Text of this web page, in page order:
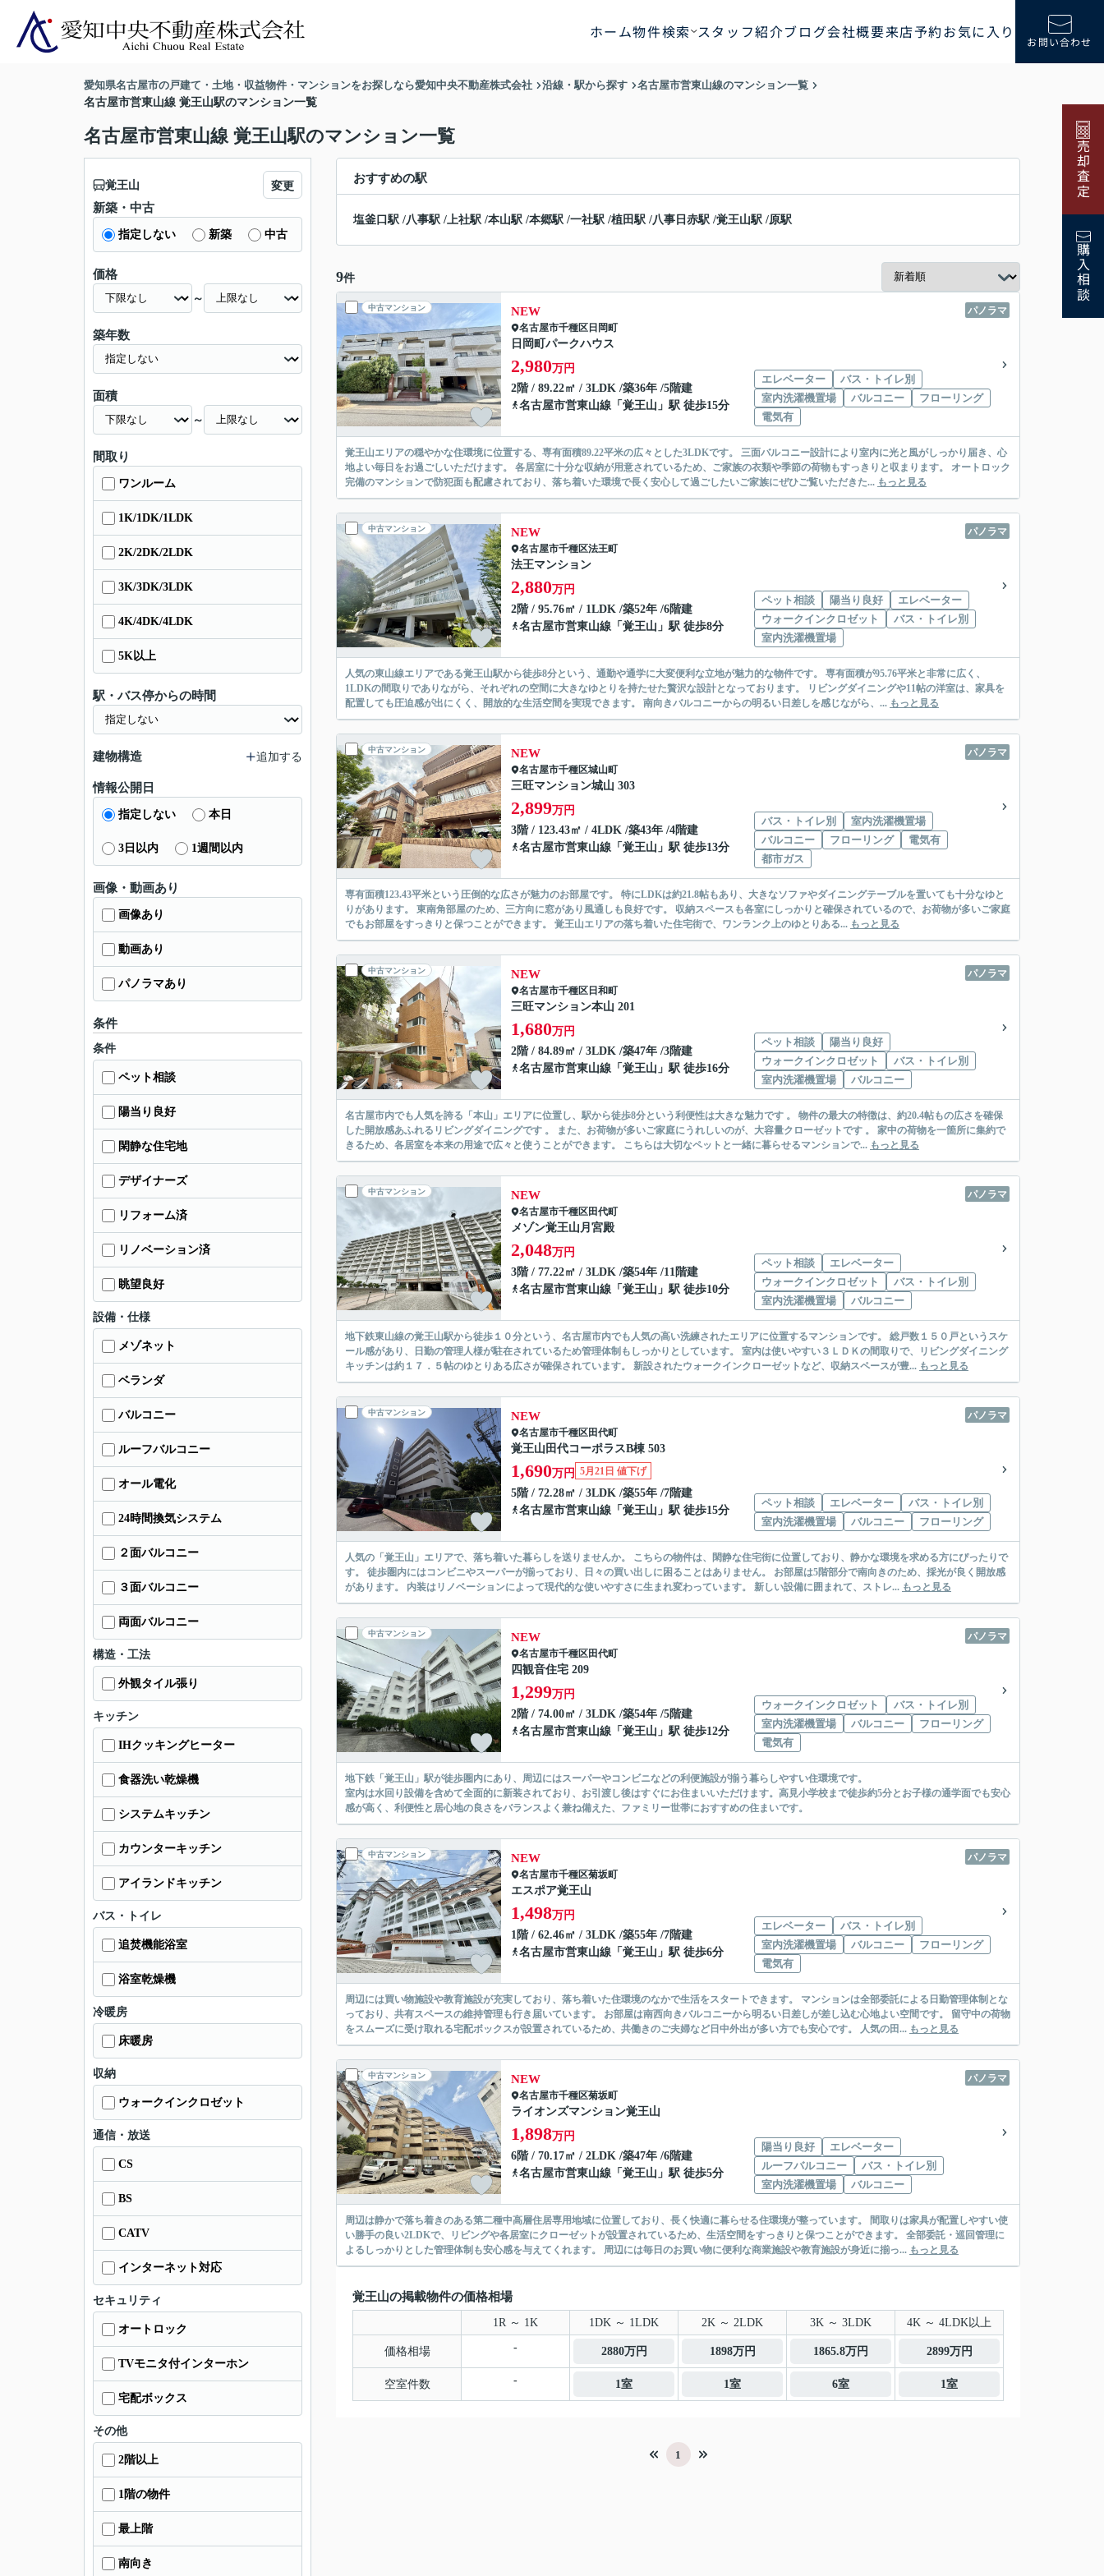
ホーム物件検索 スタッフ紹介ブログ会社概要来店予約お気に入り お問い合わせ
売却査定
購入相談
愛知県名古屋市の戸建て・土地・収益物件・マンションをお探しなら愛知中央不動産株式会社 沿線・駅から探す
名古屋市営東山線のマンション一覧
名古屋市営東山線 覚王山駅のマンション一覧
名古屋市営東山線 覚王山駅のマンション一覧
おすすめの駅
塩釜口駅 /八事駅 /上社駅 /本山駅 /本郷駅 /一社駅 /植田駅 /八事日赤駅 /覚王山駅 /原駅
9件
中古マンション パノラマ
NEW
名古屋市千種区 日岡町
日岡町パークハウス
2,980万円
2階 / 89.22㎡ / 3LDK /築36年 /5階建
名古屋市営東山線 「 覚王山 」駅 徒歩15分
エレベーター
バス・トイレ別
室内洗濯機置場
バルコニー
フローリング
電気有
覚王山エリアの穏やかな住環境に位置する、専有面積89.22平米の広々とした3LDKです。 三面バルコニー設計により室内に光と風がしっかり届き、心
地よい毎日をお過ごしいただけます。 各居室に十分な収納が用意されているため、ご家族の衣類や季節の荷物もすっきりと収まります。 オートロック
完備のマンションで防犯面も配慮されており、落ち着いた環境で長く安心して過ごしたいご家族にぜひご覧いただきた... もっと見る
中古マンション パノラマ
NEW
名古屋市千種区法王町
法王マンション
2,880万円
2階 / 95.76㎡ / 1LDK /築52年 /6階建
名古屋市営東山線 「 覚王山 」駅 徒歩8分
ペット相談 陽当り良好
エレベーター
ウォークインクロゼット
バス・トイレ別
室内洗濯機置場
人気の東山線エリアである覚王山駅から徒歩8分という、通勤や通学に大変便利な立地が魅力的な物件です。 専有面積が95.76平米と非常に広く、
1LDKの間取りでありながら、それぞれの空間に大きなゆとりを持たせた贅沢な設計となっております。 リビングダイニングや11帖の洋室は、家具を
配置しても圧迫感が出にくく、開放的な生活空間を実現できます。 南向きバルコニーからの明るい日差しを感じながら、... もっと見る
中古マンション パノラマ
NEW
名古屋市千種区城山町
三旺マンション城山 303
2,899万円
3階 / 123.43㎡ / 4LDK /築43年 /4階建
名古屋市営東山線 「 覚王山 」駅 徒歩13分
バス・トイレ別
室内洗濯機置場
バルコニー
フローリング
電気有
都市ガス
専有面積123.43平米という圧倒的な広さが魅力のお部屋です。 特にLDKは約21.8帖もあり、大きなソファやダイニングテーブルを置いても十分なゆと
りがあります。 東南角部屋のため、三方向に窓があり風通しも良好です。 収納スペースも各室にしっかりと確保されているので、お荷物が多いご家庭
でもお部屋をすっきりと保つことができます。 覚王山エリアの落ち着いた住宅街で、ワンランク上のゆとりある... もっと見る
中古マンション パノラマ
NEW
名古屋市千種区 日和町
三旺マンション本山 201
1,680万円
2階 / 84.89㎡ / 3LDK /築47年 /3階建
名古屋市営東山線 「 覚王山 」駅 徒歩16分
ペット相談
陽当り良好
ウォークインクロゼット
バス・トイレ別
室内洗濯機置場
バルコニー
名古屋市内でも人気を誇る「本山」エリアに位置し、駅から徒歩8分という利便性は大きな魅力です 。 物件の最大の特徴は、約20.4帖もの広さを確保
した開放感あふれるリビングダイニングです 。 また、お荷物が多いご家庭にうれしいのが、大容量クローゼットです 。 家中の荷物を一箇所に集約で
きるため、各居室を本来の用途で広々と使うことができます。 こちらは大切なペットと一緒に暮らせるマンションで... もっと見る
中古マンション パノラマ
NEW
名古屋市千種区田代町
メゾン覚王山月宮殿
2,048万円
3階 / 77.22㎡ / 3LDK /築54年 /11階建
名古屋市営東山線 「 覚王山 」駅 徒歩10分
ペット相談
エレベーター
ウォークインクロゼット
バス・トイレ別
室内洗濯機置場
バルコニー
地下鉄東山線の覚王山駅から徒歩１０分という、名古屋市内でも人気の高い洗練されたエリアに位置するマンションです。 総戸数１５０戸というスケ
ール感があり、日勤の管理人様が駐在されているため管理体制もしっかりとしています。 室内は使いやすい３ＬＤＫの間取りで、リビングダイニング
キッチンは約１７．５帖のゆとりある広さが確保されています。 新設されたウォークインクローゼットなど、収納スペースが豊... もっと見る
中古マンション パノラマ
NEW
名古屋市千種区田代町
覚王山田代コーポラスB棟 503
1,690万円 5月21日 値下げ
5階 / 72.28㎡ / 3LDK /築55年 /7階建
名古屋市営東山線 「 覚王山 」駅 徒歩15分
ペット相談 エレベーター
バス・トイレ別
室内洗濯機置場
バルコニー フローリング
人気の「覚王山」エリアで、落ち着いた暮らしを送りませんか。 こちらの物件は、閑静な住宅街に位置しており、静かな環境を求める方にぴったりで
す。 徒歩圏内にはコンビニやスーパーが揃っており、日々の買い出しに困ることはありません。 お部屋は5階部分で南向きのため、採光が良く開放感
があります。 内装はリノベーションによって現代的な使いやすさに生まれ変わっています。 新しい設備に囲まれて、ストレ... もっと見る
中古マンション パノラマ
NEW
名古屋市千種区田代町
四観音住宅 209
1,299万円
2階 / 74.00㎡ / 3LDK /築54年 /5階建
名古屋市営東山線 「 覚王山 」駅 徒歩12分
ウォークインクロゼット
バス・トイレ別
室内洗濯機置場
バルコニー
フローリング
電気有
地下鉄「覚王山」駅が徒歩圏内にあり、周辺にはスーパーやコンビニなどの利便施設が揃う暮らしやすい住環境です。
室内は水回り設備を含めて全面的に新装されており、お引渡し後はすぐにお住まいいただけます。高見小学校まで徒歩約5分とお子様の通学面でも安心
感が高く、利便性と居心地の良さをバランスよく兼ね備えた、ファミリー世帯におすすめの住まいです。
中古マンション パノラマ
NEW
名古屋市千種区菊坂町
エスポア覚王山
1,498万円
1階 / 62.46㎡ / 3LDK /築55年 /7階建
名古屋市営東山線 「 覚王山 」駅 徒歩6分
エレベーター
バス・トイレ別
室内洗濯機置場
バルコニー
フローリング
電気有
周辺には買い物施設や教育施設が充実しており、落ち着いた住環境のなかで生活をスタートできます。 マンションは全部委託による日勤管理体制とな
っており、共有スペースの維持管理も行き届いています。 お部屋は南西向きバルコニーから明るい日差しが差し込む心地よい空間です。 留守中の荷物
をスムーズに受け取れる宅配ボックスが設置されているため、共働きのご夫婦など日中外出が多い方でも安心です。 人気の田... もっと見る
中古マンション パノラマ
NEW
名古屋市千種区菊坂町
ライオンズマンション覚王山
1,898万円
6階 / 70.17㎡ / 2LDK /築47年 /6階建
名古屋市営東山線 「 覚王山 」駅 徒歩5分
陽当り良好
エレベーター
ルーフバルコニー
バス・トイレ別
室内洗濯機置場
バルコニー
周辺は静かで落ち着きのある第二種中高層住居専用地域に位置しており、長く快適に暮らせる住環境が整っています。 間取りは家具が配置しやすい使
い勝手の良い2LDKで、リビングや各居室にクローゼットが設置されているため、生活空間をすっきりと保つことができます。 全部委託・巡回管理に
よるしっかりとした管理体制も安心感を与えてくれます。 周辺には毎日のお買い物に便利な商業施設や教育施設が身近に揃っ... もっと見る
覚王山の掲載物件の価格相場
1R ～ 1K 1DK ～ 1LDK 2K ～ 2LDK 3K ～ 3LDK 4K ～ 4LDK以上
価格相場 - 2880万円 1898万円 1865.8万円 2899万円
空室件数 - 1室 1室 6室 1室
1
覚王山 変更
新築・中古
指定しない 新築 中古
価格
～
築年数
面積
～
間取り
ワンルーム
1K/1DK/1LDK
2K/2DK/2LDK
3K/3DK/3LDK
4K/4DK/4LDK
5K以上
駅・バス停からの時間
建物構造 追加する
情報公開日
指定しない 本日
3日以内 1週間以内
画像・動画あり
画像あり
動画あり
パノラマあり
条件
条件
ペット相談
陽当り良好
閑静な住宅地
デザイナーズ
リフォーム済
リノベーション済
眺望良好
設備・仕様
メゾネット
ベランダ
バルコニー
ルーフバルコニー
オール電化
24時間換気システム
２面バルコニー
３面バルコニー
両面バルコニー
構造・工法
外観タイル張り
キッチン
IHクッキングヒーター
食器洗い乾燥機
システムキッチン
カウンターキッチン
アイランドキッチン
バス・トイレ
追焚機能浴室
浴室乾燥機
冷暖房
床暖房
収納
ウォークインクロゼット
通信・放送
CS
BS
CATV
インターネット対応
セキュリティ
オートロック
TVモニタ付インターホン
宅配ボックス
その他
2階以上
1階の物件
最上階
南向き